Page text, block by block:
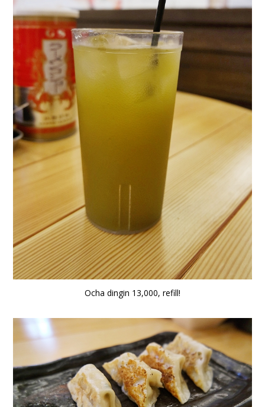
Ocha dingin 13,000, refill!